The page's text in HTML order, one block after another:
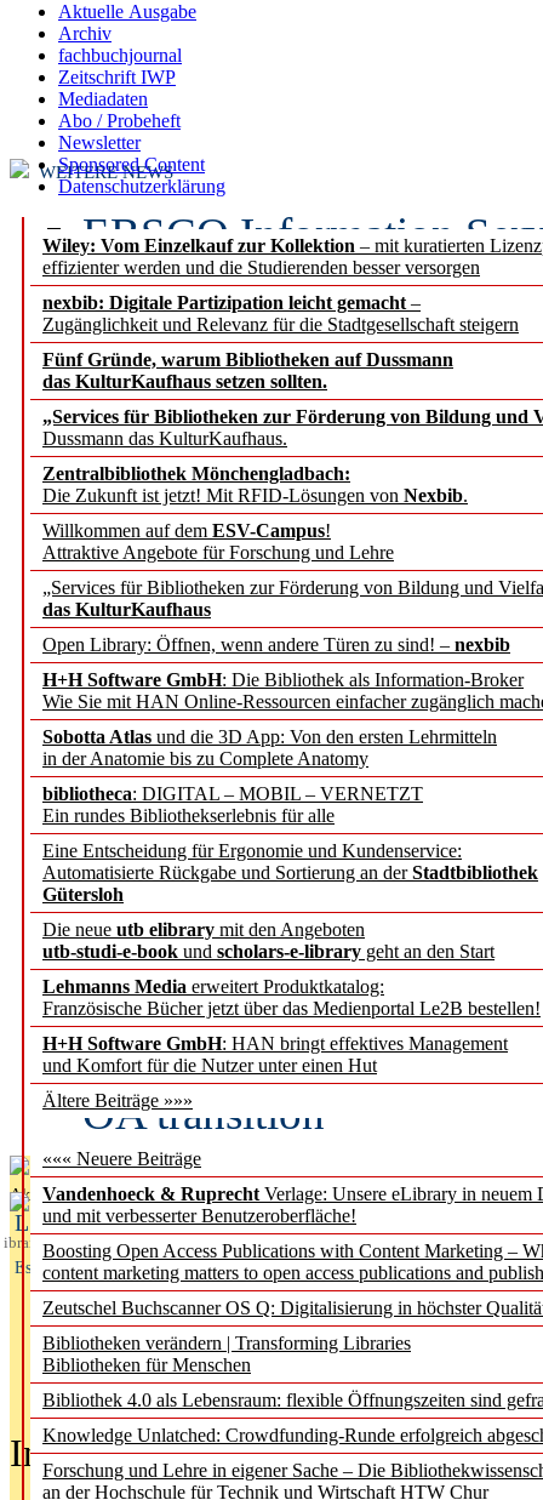
Aktuelle Ausgabe
Archiv
fachbuchjournal
Zeitschrift IWP
Mediadaten
Abo / Probeheft
Newsletter
Sponsored Content
Datenschutzerklärung
Wiley: Vom Einzelkauf zur Kollektion – mit kuratierten
effizienter werden und die Studierenden besser versorgen
nexbib: Digitale Partizipation leicht gemacht –
Zugänglichkeit und Relevanz für die Stadtgesellschaft steigern
Fünf Gründe, warum Bibliotheken auf Dussmann
das KulturKaufhaus setzen sollten.
„Services für Bibliotheken zur Förderung von Bildung und
Dussmann das KulturKaufhaus.
Zentralbibliothek Mönchengladbach:
Die Zukunft ist jetzt! Mit RFID-Lösungen von Nexbib.
Willkommen auf dem ESV-Campus!
Attraktive Angebote für Forschung und Lehre
„Services für Bibliotheken zur Förderung von Bildung und
das KulturKaufhaus
Open Library: Öffnen, wenn andere Türen zu sind! – nexbib
H+H Software GmbH: Die Bibliothek als Information-Broker
Wie Sie mit HAN Online-Ressourcen einfacher zugänglich
Sobotta Atlas und die 3D App: Von den ersten Lehrmitteln
in der Anatomie bis zu Complete Anatomy
bibliotheca: DIGITAL – MOBIL – VERNETZT
Ein rundes Bibliothekserlebnis für alle
Eine Entscheidung für Ergonomie und Kundenservice:
Automatisierte Rückgabe und Sortierung an derStadtbibliothek
Gütersloh
Die neue utb elibrary mit den Angeboten
utb-studi-e-book und scholars-e-library geht an den Start
Lehmanns Media erweitert Produktkatalog:
Französische Bücher jetzt über das Medienportal Le2B bestellen!
H+H Software GmbH: HAN bringt effektives Management
und Komfort für die Nutzer unter einen Hut
Ältere Beiträge »»»
««« Neuere Beiträge
Vandenhoeck & Ruprecht Verlage: Unsere eLibrary in neuem
und mit verbesserter Benutzeroberfläche!
Boosting Open Access Publications with Content Marketing –
content marketing matters to open access publications and
Zeutschel Buchscanner OS Q: Digitalisierung in höchster
Bibliotheken verändern | Transforming Libraries
Bibliotheken für Menschen
Bibliothek 4.0 als Lebensraum: flexible Öffnungszeiten sind
Knowledge Unlatched: Crowdfunding-Runde erfolgreich
Forschung und Lehre in eigener Sache – Die
an der Hochschule für Technik und Wirtschaft HTW Chur
WEITERE NEWS
EBSCO Information
Recherchefunktionen in
Sorbisches Institut neu
Geschichte und
Künstliche Intelligenz
besser zu verstehen
„Leitbegriffe der
des BIÖG erscheinen
jedem Experiment
DFG setzt Förderung
FAIRmat fort
Bayerns digitale
Schulwandbilder aus
Fifth Open Access
transformative
OA transition
Aktuelles aus
L
ibrary
Essentials
In der Ausgabe05/2026(Juni/Juli